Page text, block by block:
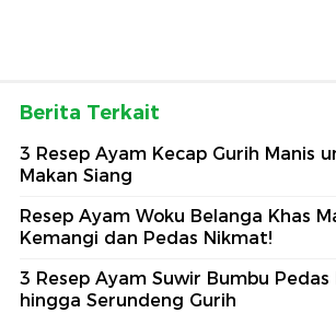
Berita Terkait
3 Resep Ayam Kecap Gurih Manis
Makan Siang
Resep Ayam Woku Belanga Khas
Kemangi dan Pedas Nikmat!
3 Resep Ayam Suwir Bumbu Pedas
hingga Serundeng Gurih